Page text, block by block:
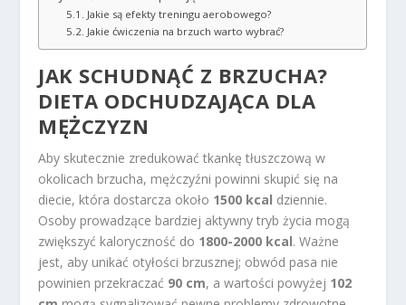
Jakie są efekty treningu aerobowego?
Jakie ćwiczenia na brzuch warto wybrać?
JAK SCHUDNĄĆ Z BRZUCHA?
DIETA ODCHUDZAJĄCA DLA
MĘŻCZYZN
Aby skutecznie zredukować tkankę tłuszczową w
okolicach brzucha, mężczyźni powinni skupić się na
diecie, która dostarcza około 1500 kcal dziennie.
Osoby prowadzące bardziej aktywny tryb życia mogą
zwiększyć kaloryczność do 1800-2000 kcal. Ważne
jest, aby unikać otyłości brzusznej; obwód pasa nie
powinien przekraczać 90 cm, a wartości powyżej 102